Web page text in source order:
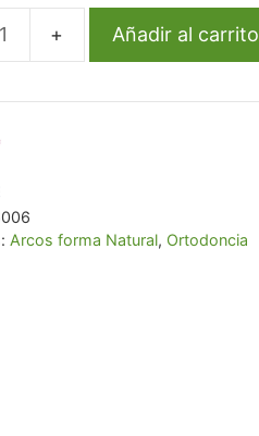
€ 13,63.
€ 12,54.Añadir al carrito
Arcos forma Natural, Ortodoncia